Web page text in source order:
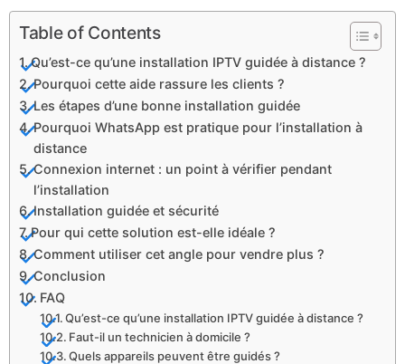
Table of Contents
Qu’est-ce qu’une installation IPTV guidée à distance ?
Pourquoi cette aide rassure les clients ?
Les étapes d’une bonne installation guidée
Pourquoi WhatsApp est pratique pour l’installation à
distance
Connexion internet : un point à vérifier pendant
l’installation
Installation guidée et sécurité
Pour qui cette solution est-elle idéale ?
Comment utiliser cet angle pour vendre plus ?
Conclusion
FAQ
Qu’est-ce qu’une installation IPTV guidée à distance ?
Faut-il un technicien à domicile ?
Quels appareils peuvent être guidés ?